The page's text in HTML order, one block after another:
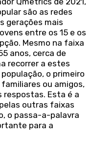
são as redes
gerações mais
entre os 15 e os
Mesmo na faixa
anos, cerca de
recorrer a estes
o primeiro
ou amigos,
respostas. Esta é a
outras faixas
o passa-a-palavra
para a